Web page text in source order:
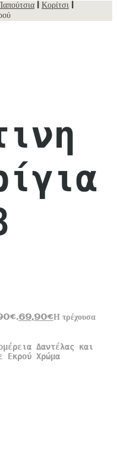
Κορίτσι
69,90€Η τρέχουσα
Δαντέλας και
Εκρού Χρώμα